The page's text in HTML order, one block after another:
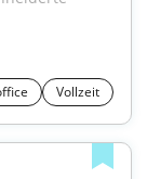
Vollzeit